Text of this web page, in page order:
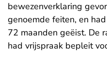
bewezenverklaring
genoemde feiten, en
72 maanden geëist. De
had vrijspraak bepleit